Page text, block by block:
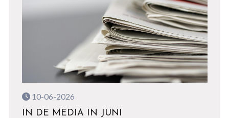
10-06-2026
IN DE MEDIA IN JUNI